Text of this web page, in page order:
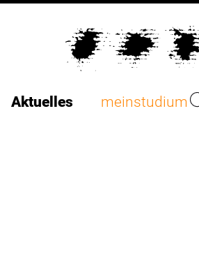
Aktuelles meinstudium